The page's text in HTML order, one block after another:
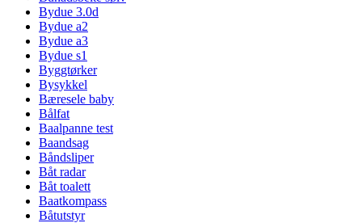
Bydue 3.0d
Bydue a2
Bydue a3
Bydue s1
Byggtørker
Bysykkel
Bæresele baby
Bålfat
Baalpanne test
Baandsag
Båndsliper
Båt radar
Båt toalett
Baatkompass
Båtutstyr